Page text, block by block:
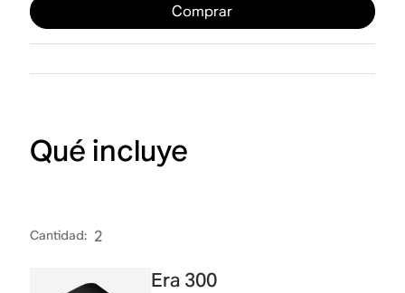
Comprar
Qué incluye
Cantidad: 2
Era 300